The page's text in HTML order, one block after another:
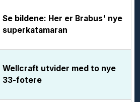
Se bildene: Her er Brabus' nye
superkatamaran
Wellcraft utvider med to nye
33-fotere